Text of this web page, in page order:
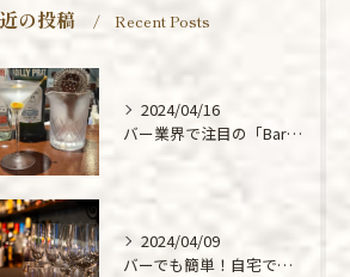
の投稿 Recent Posts
2024/04/16
バー業界で注目の「BarMiReiLLeカクテル マティーニ」の魅力と作り方を大公開！
2024/04/09
バーでも簡単！自宅で作れる本格的なジントニックレシピ